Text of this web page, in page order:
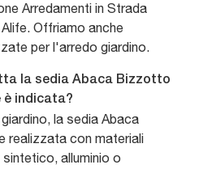
Arredamenti in Strada
Offriamo anche
per l'arredo giardino.
la sedia Abaca Bizzotto
è indicata?
la sedia Abaca
realizzata con materiali
alluminio o